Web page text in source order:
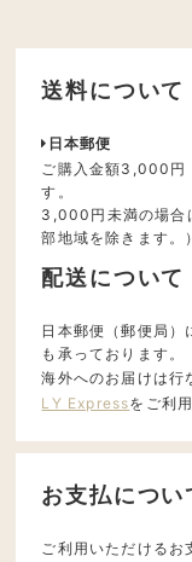
送料について
日本郵便
ご購入金額3,000円
す。
3,000円未満の場合
部地域を除きます。）
配送について
日本郵便（郵便局）
も承っております。
海外へのお届けは行
LY Expressをご利
お支払につい
ご利用いただけるお